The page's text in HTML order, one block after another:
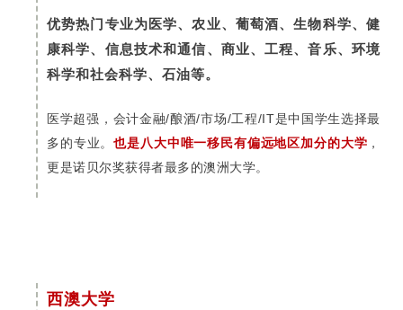
优势热门专业为医学、农业、葡萄酒、生物科学、健
康科学、信息技术和通信、商业、工程、音乐、环境
科学和社会科学、石油等。
医学超强，会计金融/酿酒/市场/工程/IT是中国学生选择最
多的专业。也是八大中唯一移民有偏远地区加分的大学 ，
更是诺贝尔奖获得者最多的澳洲大学。
西澳大学